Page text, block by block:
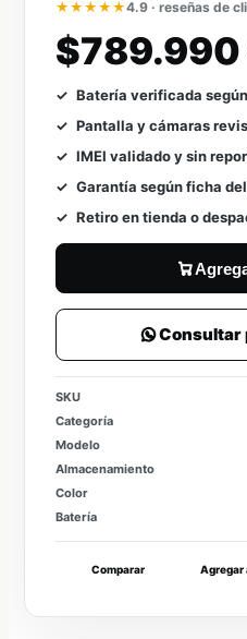
★★★★★4.9 · reseñas de
$789.990
Batería verificada
Pantalla y cámaras
IMEI validado y sin
Garantía según ficha
Retiro en tienda o
Consultar
SKU
Categoría
Modelo
Almacenamiento
Color
Batería
Comparar Agregar